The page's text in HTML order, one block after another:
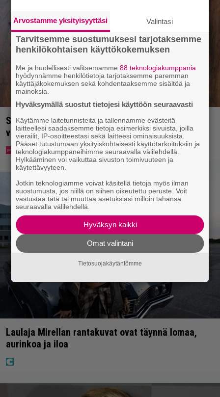
Syötkö perunoita näin? Tutkijat löysivät yhteyden
vakavaan kansansairauteen
Laulaja Mirellan rantakuvat ovat täynnä lomaa,
aurinkoa ja iloa
Arvostamme yksityisyyttäsi Valintasi
Tarvitsemme suostumuksesi tarjotaksemme
henkilökohtaisen käyttökokemuksen
Me ja huolellisesti valitsemamme88 teknologiakumppania
hyödynnämme henkilötietoja tarjotaksemme paremman
käyttäjäkokemuksen sekä kohdentaaksemme sisältöä ja
mainoksia.
Hyväksymällä suostut tietojesi käyttöön seuraavasti
Käytämme laitetunnisteita ja tallennamme evästeitä
laitteellesi saadaksemme tietoja esimerkiksi sivuista, joilla
vierailit, IP-osoitteestasi sekä laitteesi ominaisuuksista.
Pääset tutustumaan yksityiskohtaisesti käyttötarkoituksiin ja
teknologiakumppaneihimme seuraavalla välilehdellä.
Hylkääminen voi vaikuttaa sivuston toimivuuteen ja
käytettävyyteen.
Jotkin teknologiamme voivat käsitellä tietoja myös ilman
suostumusta, jos niillä on siihen oikeutettu peruste. Voit
vastustaa tätä tai muuttaa asetuksiasi milloin tahansa
seuraavalla välilehdellä.
Hyväksyn kaikki
Omat valintani
Tietosuojakäytäntömme